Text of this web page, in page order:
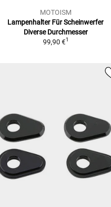
MOTOISM
Lampenhalter Für Scheinwerfer
Diverse Durchmesser
99,90 €1